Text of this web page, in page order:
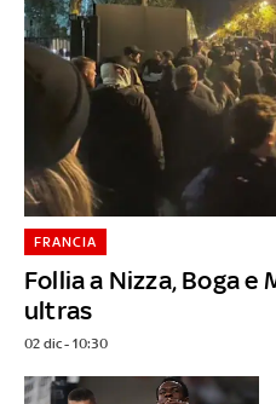
Follia a Nizza, Boga
ultras
FRANCIA
02 dic - 10:30